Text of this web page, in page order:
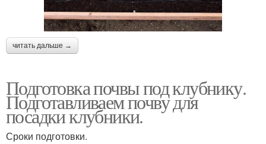
читать дальше →
Подготовка почвы под клубнику.
Подготавливаем почву для
посадки клубники.
Сроки подготовки.